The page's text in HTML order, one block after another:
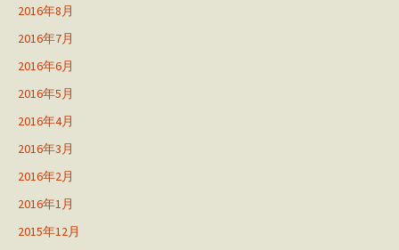
2016年8月
2016年7月
2016年6月
2016年5月
2016年4月
2016年3月
2016年2月
2016年1月
2015年12月